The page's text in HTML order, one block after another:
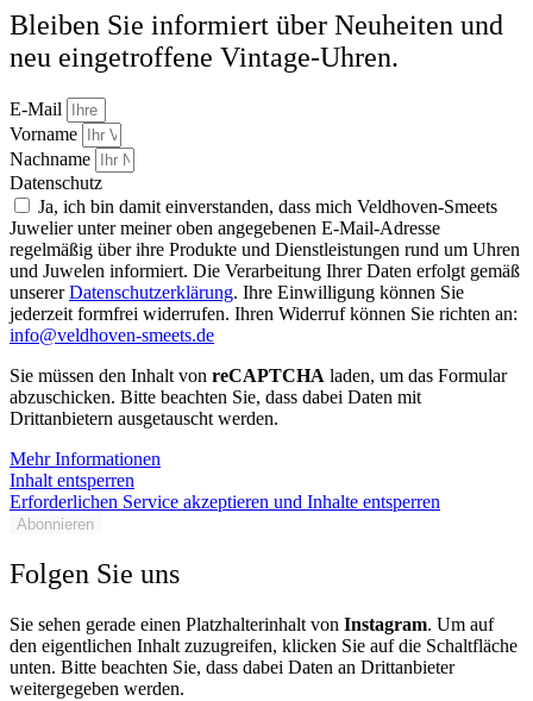
Bleiben Sie informiert über Neuheiten und
neu eingetroffene Vintage-Uhren.
E-Mail
Vorname
Nachname
Datenschutz
Ja, ich bin damit einverstanden, dass mich Veldhoven-Smeets
Juwelier unter meiner oben angegebenen E-Mail-Adresse
regelmäßig über ihre Produkte und Dienstleistungen rund um Uhren
und Juwelen informiert. Die Verarbeitung Ihrer Daten erfolgt gemäß
unsererDatenschutzerklärung. Ihre Einwilligung können Sie
jederzeit formfrei widerrufen. Ihren Widerruf können Sie richten an:
info@veldhoven-smeets.de
Sie müssen den Inhalt von reCAPTCHA laden, um das Formular
abzuschicken. Bitte beachten Sie, dass dabei Daten mit
Drittanbietern ausgetauscht werden.
Mehr Informationen
Inhalt entsperren
Erforderlichen Service akzeptieren und Inhalte entsperren
Abonnieren
Folgen Sie uns
Sie sehen gerade einen Platzhalterinhalt von Instagram. Um auf
den eigentlichen Inhalt zuzugreifen, klicken Sie auf die Schaltfläche
unten. Bitte beachten Sie, dass dabei Daten an Drittanbieter
weitergegeben werden.